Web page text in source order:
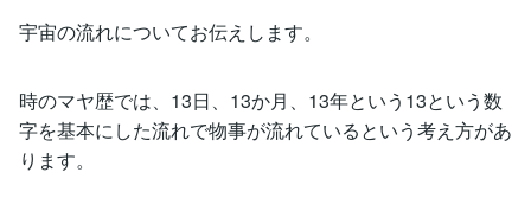
宇宙の流れについてお伝えします。
時のマヤ歴では、13日、13か月、13年という13という数
字を基本にした流れで物事が流れているという考え方があ
ります。